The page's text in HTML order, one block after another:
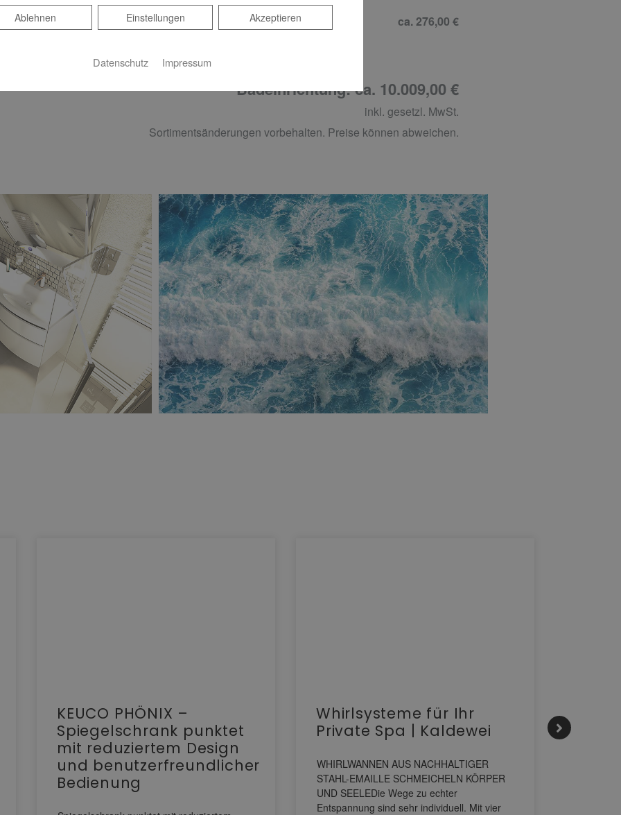
ca. 276,00 €
Badeinrichtung: ca. 10.009,00 €
inkl. gesetzl. MwSt.
Sortimentsänderungen vorbehalten. Preise können abweichen.
KEUCO PHÖNIX –
Spiegelschrank punktet
mit reduziertem Design
und benutzerfreundlicher
Bedienung
Whirlsysteme für Ihr
Private Spa | Kaldewei
WHIRLWANNEN AUS NACHHALTIGER
STAHL-EMAILLE SCHMEICHELN KÖRPER
UND SEELEDie Wege zu echter
Entspannung sind sehr individuell. Mit vier
Akzeptieren
Einstellungen
Ablehnen
Ablehnen
Datenschutz Impressum